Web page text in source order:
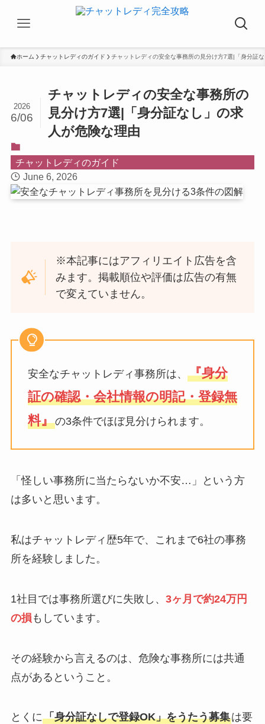
ホーム チャットレディのガイド チャットレディの安全な事務所の見分け方7選|「身分証
チャットレディの安全な事務所の
見分け方7選|「身分証なし」の求
人が危険な理由
2026
6/06
チャットレディのガイド
June 6, 2026
※本記事にはアフィリエイト広告を含
みます。掲載順位や評価は広告の有無
で変えていません。
安全なチャットレディ事務所は、 『身分
証の確認・会社情報の明記・登録無
料』の3条件でほぼ見分けられます。
「怪しい事務所に当たらないか不安…」という方
は多いと思います。
私はチャットレディ歴5年で、これまで6社の事務
所を経験しました。
1社目では事務所選びに失敗し、 3ヶ月で約24万円
の損 もしています。
その経験から言えるのは、危険な事務所には共通
点があるということ。
とくに「身分証なしで登録OK」をうたう募集は要